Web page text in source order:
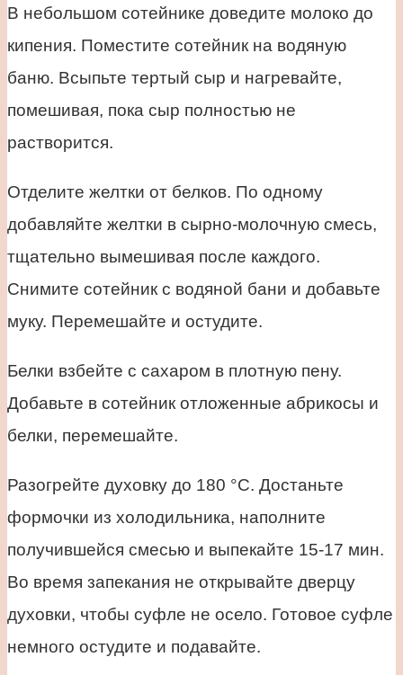
В небольшом сотейнике доведите молоко до
кипения. Поместите сотейник на водяную
баню. Всыпьте тертый сыр и нагревайте,
помешивая, пока сыр полностью не
растворится.
Отделите желтки от белков. По одному
добавляйте желтки в сырно-молочную смесь,
тщательно вымешивая после каждого.
Снимите сотейник с водяной бани и добавьте
муку. Перемешайте и остудите.
Белки взбейте с сахаром в плотную пену.
Добавьте в сотейник отложенные абрикосы и
белки, перемешайте.
Разогрейте духовку до 180 °С. Достаньте
формочки из холодильника, наполните
получившейся смесью и выпекайте 15-17 мин.
Во время запекания не открывайте дверцу
духовки, чтобы суфле не осело. Готовое суфле
немного остудите и подавайте.